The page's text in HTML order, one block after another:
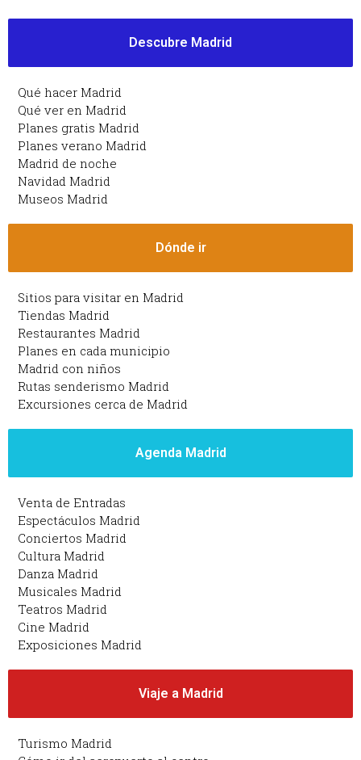
Descubre Madrid
Qué hacer Madrid
Qué ver en Madrid
Planes gratis Madrid
Planes verano Madrid
Madrid de noche
Navidad Madrid
Museos Madrid
Dónde ir
Sitios para visitar en Madrid
Tiendas Madrid
Restaurantes Madrid
Planes en cada municipio
Madrid con niños
Rutas senderismo Madrid
Excursiones cerca de Madrid
Agenda Madrid
Venta de Entradas
Espectáculos Madrid
Conciertos Madrid
Cultura Madrid
Danza Madrid
Musicales Madrid
Teatros Madrid
Cine Madrid
Exposiciones Madrid
Viaje a Madrid
Turismo Madrid